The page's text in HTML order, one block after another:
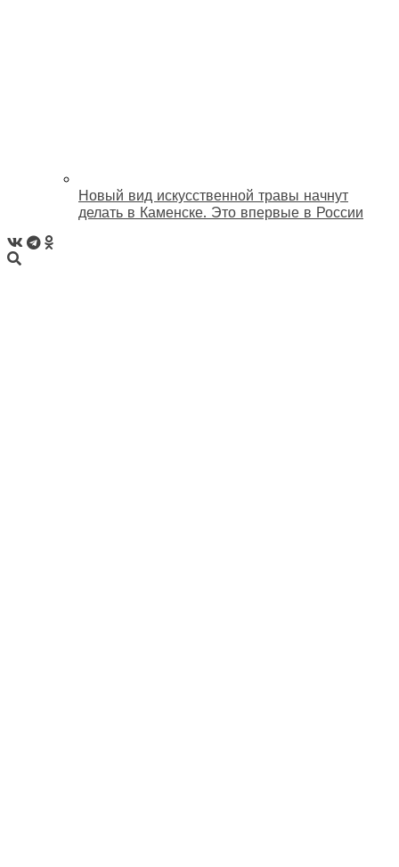
Новый вид искусственной травы начнут
делать в Каменске. Это впервые в России